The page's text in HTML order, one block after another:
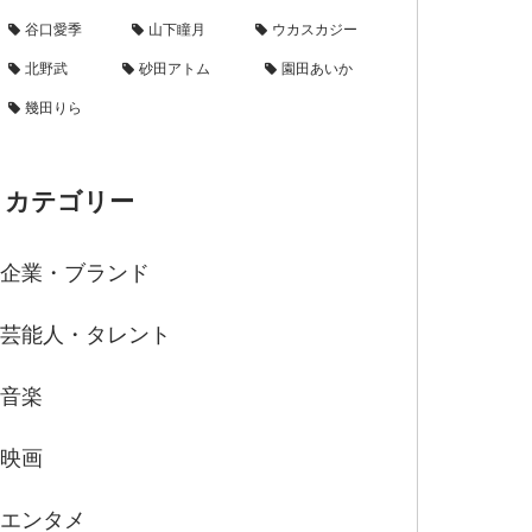
谷口愛季 山下瞳月
ウカスカジー
北野武
砂田アトム
園田あいか
幾田りら
カテゴリー
企業・ブランド
芸能人・タレント
音楽
映画
エンタメ